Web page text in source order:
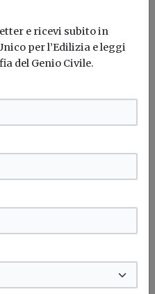
aperte le
edizione del
nelle
progetti che
e ricevi subito in
per l’Edilizia e leggi
del Genio Civile.